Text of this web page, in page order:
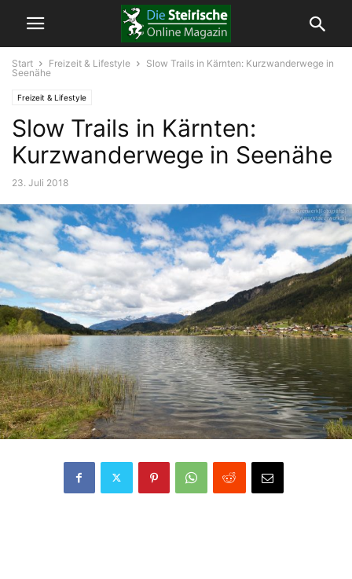
Start Freizeit & Lifestyle
Slow Trails in Kärnten: Kurzwanderwege in
Seenähe
Freizeit & Lifestyle
Slow Trails in Kärnten:
Kurzwanderwege in Seenähe
23. Juli 2018